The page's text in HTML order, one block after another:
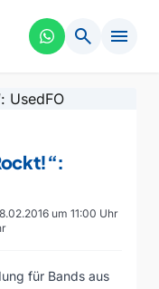
search menu
um 11:00 Uhr
für Bands aus